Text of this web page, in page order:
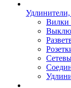
Вилки